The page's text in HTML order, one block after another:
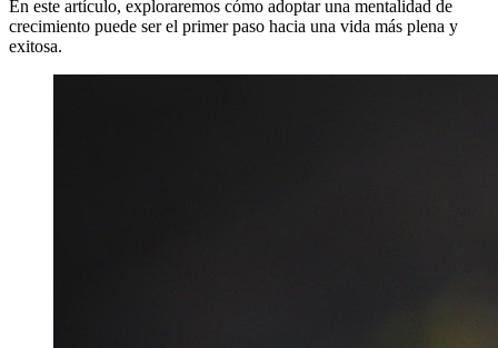
En este artículo, exploraremos cómo adoptar una mentalidad de
crecimiento puede ser el primer paso hacia una vida más plena y
exitosa.